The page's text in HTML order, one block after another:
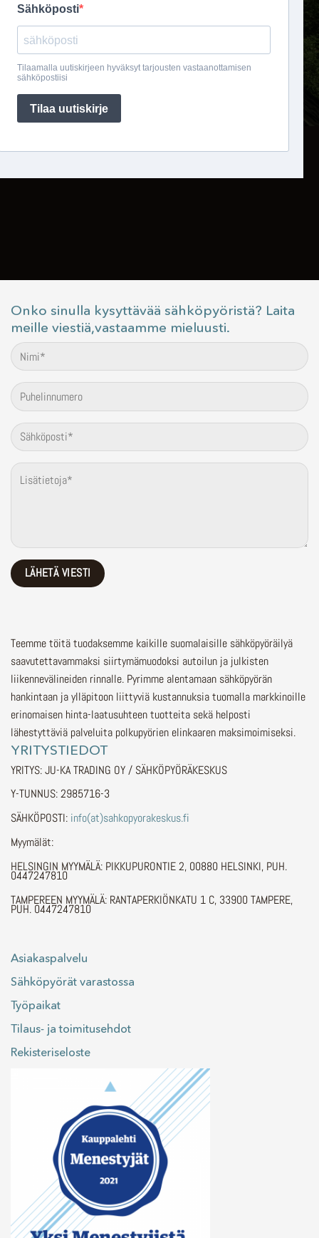
Onko sinulla kysyttävää sähköpyöristä? Laita
meille viestiä,vastaamme mieluusti.
Teemme töitä tuodaksemme kaikille suomalaisille sähköpyöräilyä
saavutettavammaksi siirtymämuodoksi autoilun ja julkisten
liikennevälineiden rinnalle. Pyrimme alentamaan sähköpyörän
hankintaan ja ylläpitoon liittyviä kustannuksia tuomalla markkinoille
erinomaisen hinta-laatusuhteen tuotteita sekä helposti
lähestyttäviä palveluita polkupyörien elinkaaren maksimoimiseksi.
YRITYSTIEDOT
YRITYS: JU-KA TRADING OY / SÄHKÖPYÖRÄKESKUS
Y-TUNNUS: 2985716-3
SÄHKÖPOSTI: info(at)sahkopyorakeskus.fi
Myymälät:
HELSINGIN MYYMÄLÄ: PIKKUPURONTIE 2, 00880 HELSINKI, PUH.
0447247810
TAMPEREEN MYYMÄLÄ: RANTAPERKIÖNKATU 1 C, 33900 TAMPERE,
PUH. 0447247810
Asiakaspalvelu
Sähköpyörät varastossa
Työpaikat
Tilaus- ja toimitusehdot
Rekisteriseloste